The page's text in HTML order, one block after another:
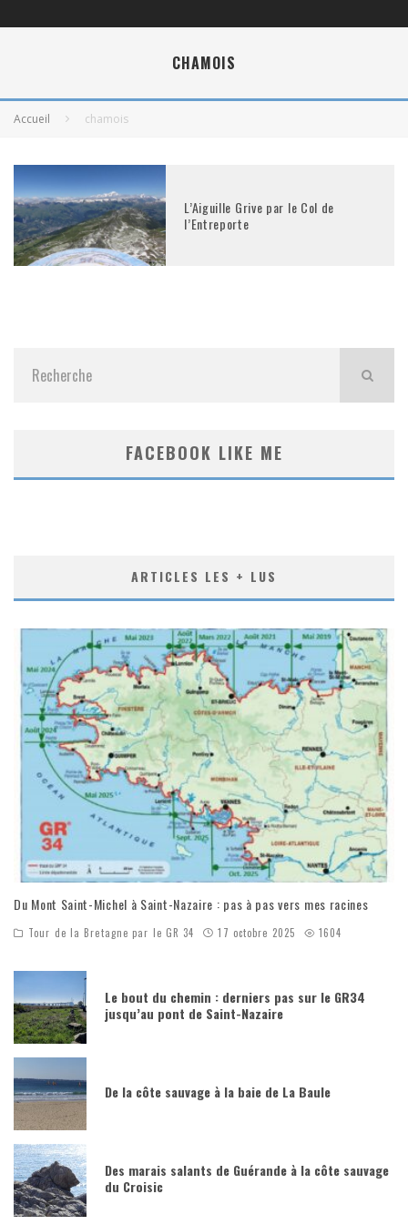
CHAMOIS
Accueil chamois
L’Aiguille Grive par le Col de
l’Entreporte
FACEBOOK LIKE ME
ARTICLES LES + LUS
Du Mont Saint-Michel à Saint-Nazaire : pas à pas vers mes racines
Tour de la Bretagne par le GR 34 17 octobre 2025 1604
Le bout du chemin : derniers pas sur le GR34
jusqu’au pont de Saint-Nazaire
De la côte sauvage à la baie de La Baule
Des marais salants de Guérande à la côte sauvage
du Croisic